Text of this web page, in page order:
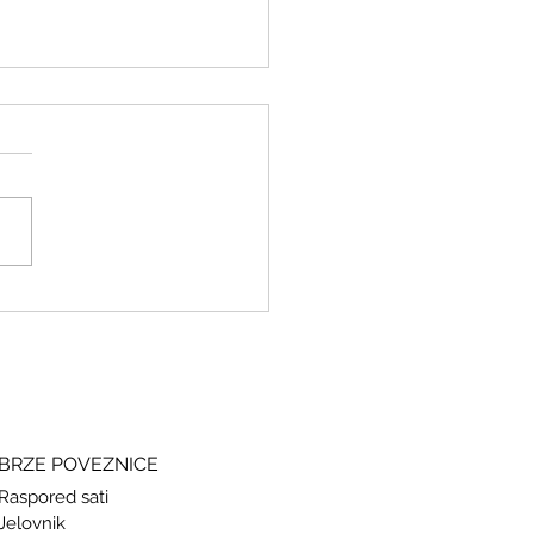
BRZE POVEZNICE
Raspored sati